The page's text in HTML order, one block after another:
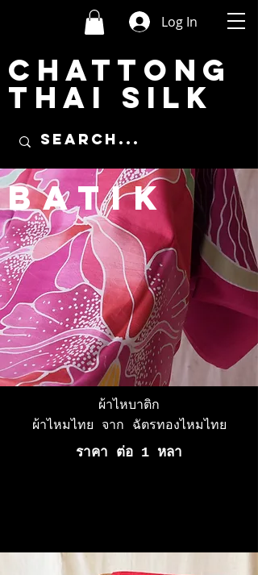
Log In
CHATTONG
THAI SILK
BATIK
ผ้าไหบาติก
ผ้าไหมไทย จาก ฉัตรทองไหมไทย
ราคา ต่อ 1 หลา